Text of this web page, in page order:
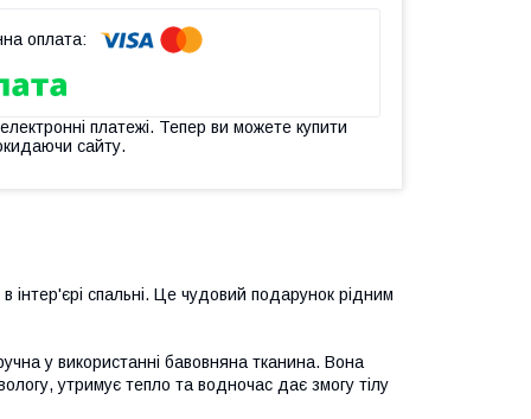
платежі. Тепер ви можете купити
сайту.
інтер'єрі спальні. Це чудовий подарунок рідним
у використанні бавовняна тканина. Вона
утримує тепло та водночас дає змогу тілу